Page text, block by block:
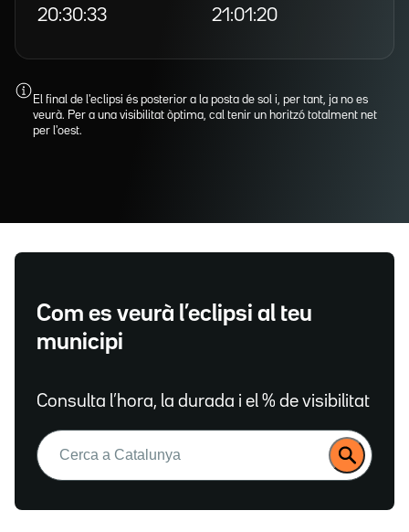
20:30:33 21:01:20
El final de l'eclipsi és posterior a la posta de sol i, per tant, ja no es
veurà. Per a una visibilitat òptima, cal tenir un horitzó totalment net
per l'oest.
Com es veurà l’eclipsi al teu
municipi
Consulta l’hora, la durada i el % de visibilitat
Buscar: